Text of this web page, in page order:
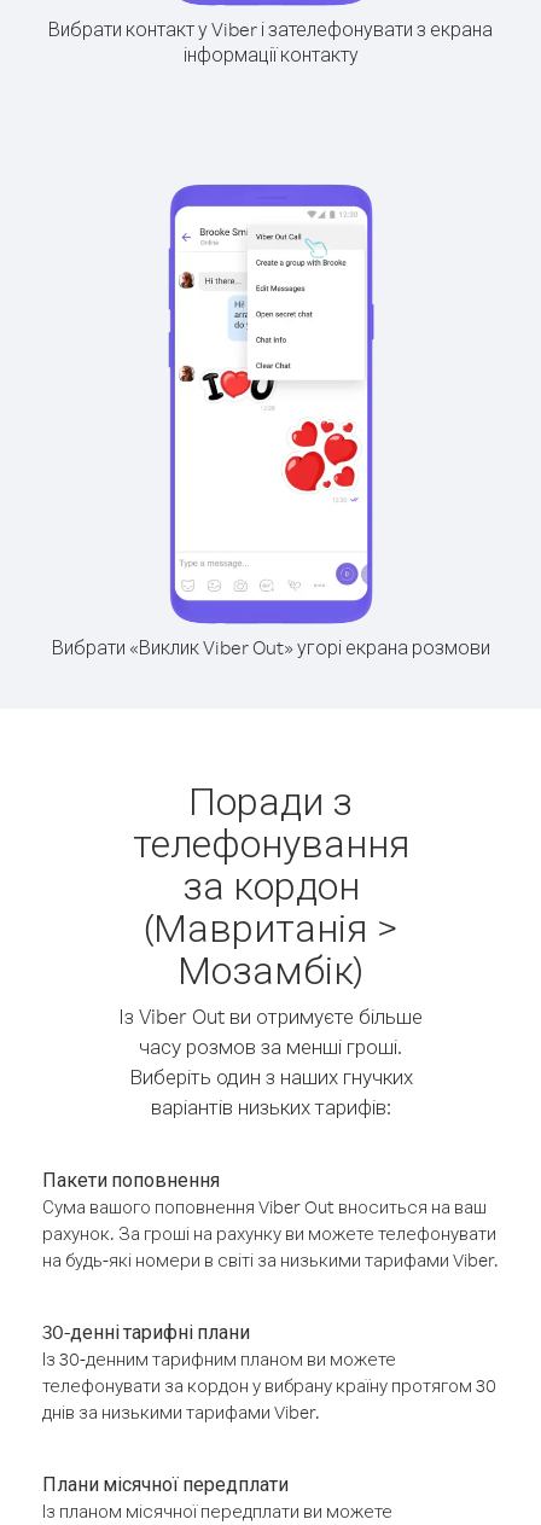
Вибрати контакт у Viber і зателефонувати з екрана
інформації контакту
Вибрати «Виклик Viber Out» угорі екрана розмови
Поради з
телефонування
за кордон
(Мавританія >
Мозамбік)
Із Viber Out ви отримуєте більше
часу розмов за менші гроші.
Виберіть один з наших гнучких
варіантів низьких тарифів:
Пакети поповнення
Сума вашого поповнення Viber Out вноситься на ваш
рахунок. За гроші на рахунку ви можете телефонувати
на будь-які номери в світі за низькими тарифами Viber.
30-денні тарифні плани
Із 30-денним тарифним планом ви можете
телефонувати за кордон у вибрану країну протягом 30
днів за низькими тарифами Viber.
Плани місячної передплати
Із планом місячної передплати ви можете